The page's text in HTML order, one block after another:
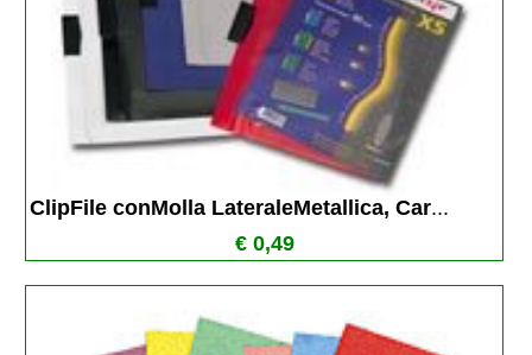
ClipFile conMolla LateraleMetallica, Car...
€ 0,49